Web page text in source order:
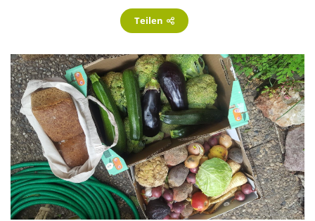
Teilen